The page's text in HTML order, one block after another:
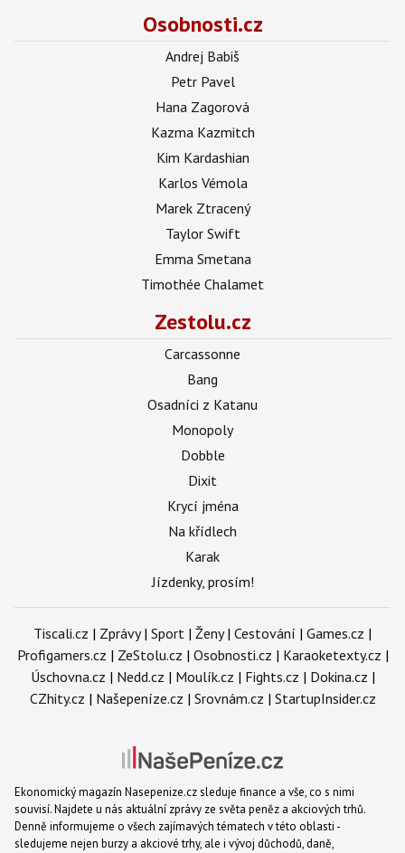
Osobnosti.cz
Andrej Babiš
Petr Pavel
Hana Zagorová
Kazma Kazmitch
Kim Kardashian
Karlos Vémola
Marek Ztracený
Taylor Swift
Emma Smetana
Timothée Chalamet
Zestolu.cz
Carcassonne
Bang
Osadníci z Katanu
Monopoly
Dobble
Dixit
Krycí jména
Na křídlech
Karak
Jízdenky, prosím!
Tiscali.cz | Zprávy| Sport | Ženy| Cestování | Games.cz |
Profigamers.cz | ZeStolu.cz | Osobnosti.cz | Karaoketexty.cz |
Úschovna.cz | Nedd.cz | Moulík.cz | Fights.cz | Dokina.cz |
CZhity.cz | Našepeníze.cz | Srovnám.cz | StartupInsider.cz
Ekonomický magazín Nasepenize.cz sleduje finance a vše, co s nimi
souvisí. Najdete u nás aktuální zprávy ze světa peněz a akciových trhů.
Denně informujeme o všech zajímavých tématech v této oblasti -
sledujeme nejen burzy a akciové trhy, ale i vývoj důchodů, daně,